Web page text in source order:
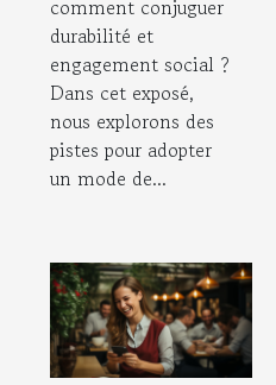
comment conjuguer
durabilité et
engagement social ?
Dans cet exposé,
nous explorons des
pistes pour adopter
un mode de...